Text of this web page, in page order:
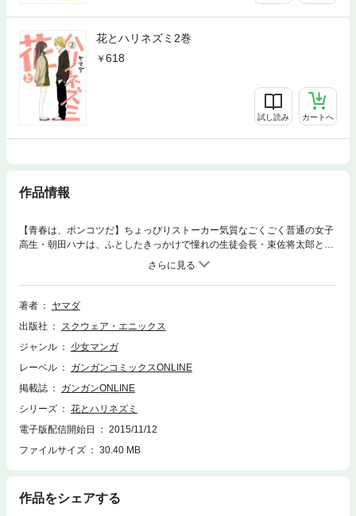
花とハリネズミ2巻
618
試し読み カートへ
作品情報
【青春は、ポンコツだ】ちょっぴりストーカー気質なごくごく普通の女子
高生・朝田ハナは、ふとしたきっかけで憧れの生徒会長・束佐将太郎と知
り合うことに成功するのだけれど…？ 変顔すら辞さない異色のヒロイン
が、当たっては砕け、そして全力で空回る!! 痛眩しい青春満載の注目
作、登場！(C)2012 Yamada
著者
ヤマダ
出版社
スクウェア・エニックス
ジャンル
少女マンガ
レーベル
ガンガンコミックスONLINE
掲載誌
ガンガンONLINE
シリーズ
花とハリネズミ
電子版配信開始日
2015/11/12
ファイルサイズ
30.40 MB
作品をシェアする